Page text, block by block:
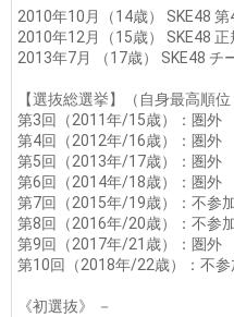
2010年10月（14歳） SKE48
2010年12月（15歳） SKE48
2013年7月 （17歳） SKE48 チ
【選抜総選挙】（自身最高順位
第3回（2011年/15歳）：圏外
第4回（2012年/16歳）：圏外
第5回（2013年/17歳）：圏外
第6回（2014年/18歳）：圏外
第7回（2015年/19歳）：不参
第8回（2016年/20歳）：不参
第9回（2017年/21歳）：圏外
第10回（2018年/22歳）：不参
《初選抜》 －